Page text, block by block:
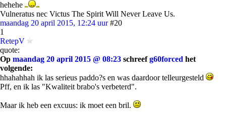
hehehe
Vulneratus nec Victus The Spirit Will Never Leave Us.
maandag 20 april 2015, 12:24 uur #20
1
RetepV
quote:
Op maandag 20 april 2015 @ 08:23 schreefg60forced het
volgende:
hhahahhah ik las serieus paddo?s en was daardoor telleurgesteld
Pff, en ik las "Kwaliteit brabo's verbeterd".
Maar ik heb een excuus: ik moet een bril.